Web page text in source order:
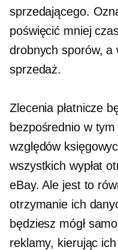
sprzedającego.
poświęcić mniej
drobnych sporów, a
sprzedaż.
Zlecenia płatnicze
bezpośrednio w
względów
wszystkich wypłat
eBay. Ale jest to
otrzymanie ich
​​będziesz mógł
reklamy, kierując